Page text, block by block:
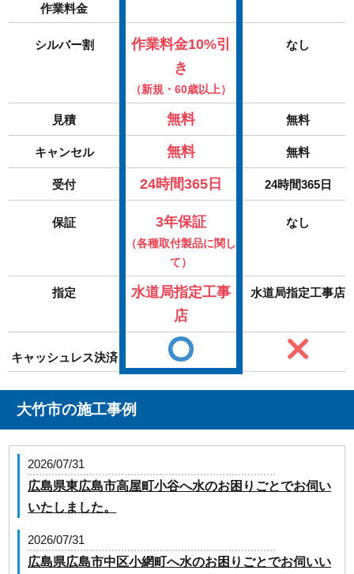
作業料金
シルバー割
作業料金10%引
き
（新規・60歳以上）
なし
見積 無料 無料
キャンセル 無料 無料
受付 24時間365日 24時間365日
保証 3年保証
（各種取付製品に関し
て）
なし
指定
水道局指定工事
店
水道局指定工事店
キャッシュレス決済
大竹市の施工事例
2026/07/31
広島県東広島市高屋町小谷へ水のお困りごとでお伺い
いたしました。
2026/07/31
広島県広島市中区小網町へ水のお困りごとでお伺いい